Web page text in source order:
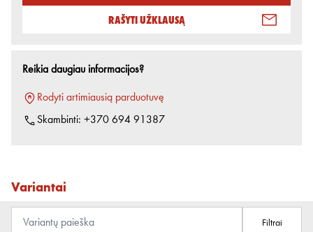
Rašyti užklausą
Reikia daugiau informacijos?
Rodyti artimiausią parduotuvę
Skambinti: +370 694 91387
Variantai
Filtrai